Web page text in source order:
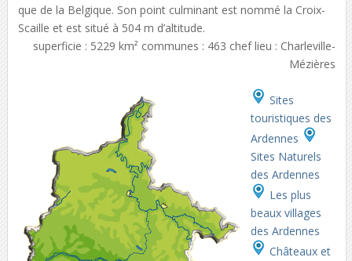
que de la Belgique. Son point culminant est nommé la Croix-
Scaille et est situé à 504 m d’altitude.
superficie : 5229 km² communes : 463 chef lieu : Charleville-
Mézières
Sites
touristiques des
Ardennes
Sites Naturels
des Ardennes
Les plus
beaux villages
des Ardennes
Châteaux et